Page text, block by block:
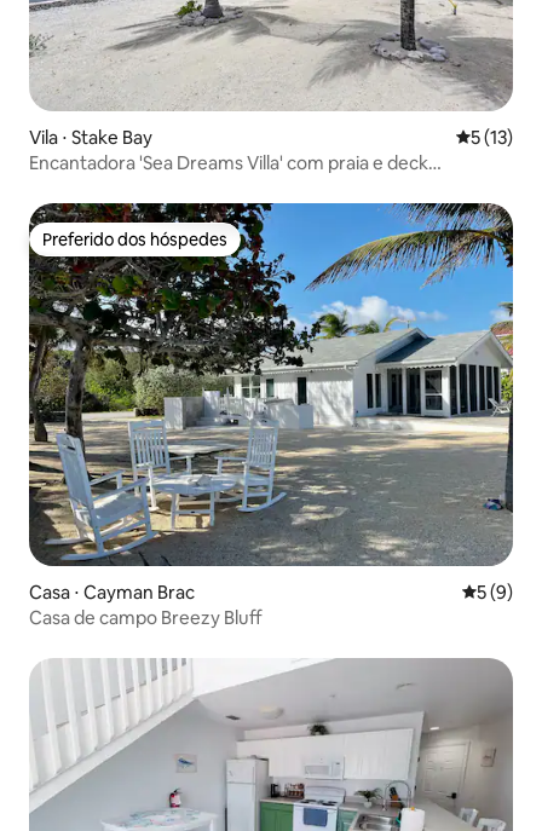
Vila ⋅ Stake Bay 5 de uma
5 (13)
Encantadora 'Sea Dreams Villa' com praia e deck
Preferido dos hóspedes
Preferido dos hóspedes
Casa ⋅ Cayman Brac 5 de
5 (9)
Casa de campo Breezy Bluff